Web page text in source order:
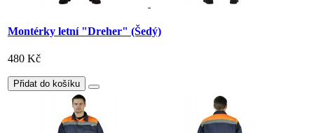
Montérky letní "Dreher" (Šedý)
480 Kč
Přidat do košíku